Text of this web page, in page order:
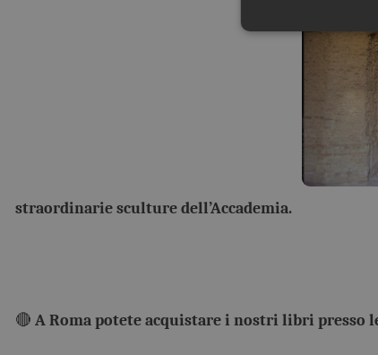
straordinarie sculture dell’Accademia.
🔴 A Roma potete acquistare i nostri libri presso